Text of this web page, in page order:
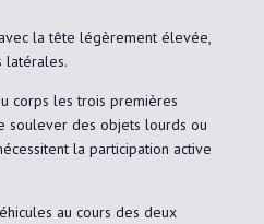
la tête légèrement élevée,
latérales.
corps les trois premières
soulever des objets lourds ou
la participation active
au cours des deux